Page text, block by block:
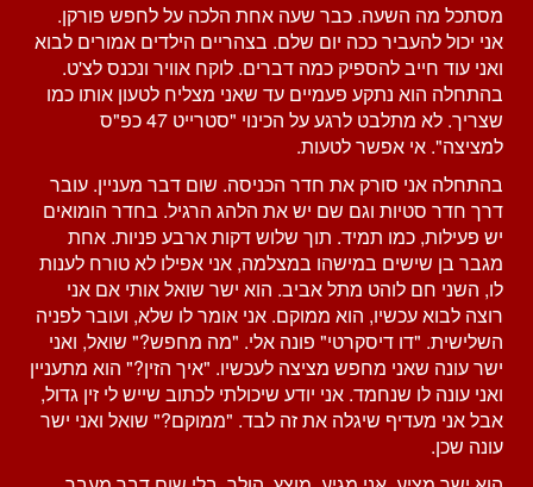
מסתכל מה השעה. כבר שעה אחת הלכה על לחפש פורקן.
אני יכול להעביר ככה יום שלם. בצהריים הילדים אמורים לבוא
ואני עוד חייב להספיק כמה דברים. לוקח אוויר ונכנס לצ'ט.
בהתחלה הוא נתקע פעמיים עד שאני מצליח לטעון אותו כמו
שצריך. לא מתלבט לרגע על הכינוי "סטרייט 47 כפ"ס
למציצה". אי אפשר לטעות.
בהתחלה אני סורק את חדר הכניסה. שום דבר מעניין. עובר
דרך חדר סטיות וגם שם יש את הלהג הרגיל. בחדר הומואים
יש פעילות, כמו תמיד. תוך שלוש דקות ארבע פניות. אחת
מגבר בן שישים במישהו במצלמה, אני אפילו לא טורח לענות
לו, השני חם לוהט מתל אביב. הוא ישר שואל אותי אם אני
רוצה לבוא עכשיו, הוא ממוקם. אני אומר לו שלא, ועובר לפניה
השלישית. "דו דיסקרטי" פונה אלי. "מה מחפש?" שואל, ואני
ישר עונה שאני מחפש מציצה לעכשיו. "איך הזין?" הוא מתעניין
ואני עונה לו שנחמד. אני יודע שיכולתי לכתוב שייש לי זין גדול,
אבל אני מעדיף שיגלה את זה לבד. "ממוקם?" שואל ואני ישר
עונה שכן.